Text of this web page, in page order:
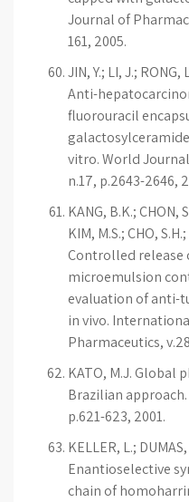
Journal of
161, 2005.
JIN, Y.; LI, J.; RONG,
Anti-
fluorouracil
vitro. World
n.17, p.2643-2646,
KANG, B.K.; CHON,
KIM, M.S.; CHO,
Controlled release
microemulsion
evaluation of anti-
in vivo.
Pharmaceutics,
KATO, M.J. Global
Brazilian
p.621-623, 2001.
KELLER, L.;
Enantioselective
chain of